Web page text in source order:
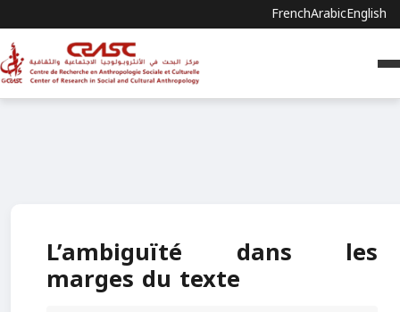
FrenchArabicEnglish
L’ambiguïté dans les
marges du texte